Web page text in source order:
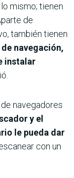
mismo; tienen
de
también tienen
navegación,
instalar
navegadores
y el
le pueda dar
con un